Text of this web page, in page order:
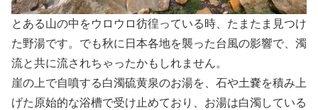
とある山の中をウロウロ彷徨っている時、たまたま見つけ
た野湯です。でも秋に日本各地を襲った台風の影響で、濁
流と共に流されちゃったかもしれません。
崖の上で自噴する白濁硫黄泉のお湯を、石や土嚢を積み上
げた原始的な浴槽で受け止めており、お湯は白濁している